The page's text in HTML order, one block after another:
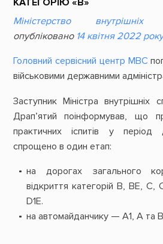
КАТЕГОРІЮ «В»
Міністерство
опубліковано 14 квітня 2022
Головний сервісний центр МВС
військовими державними
Заступник Міністра внутрішніх
Драп’ятий поінформував, що
практичних іспитів у період
спрощено в один етап:
на дорогах загального
відкриття категорій B, BE, C,
D1E.
на автомайданчику — A1, A та